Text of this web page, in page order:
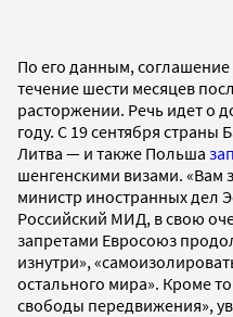
По его данным, соглашение
течение шести месяцев
расторжении. Речь идет о
году. С 19 сентября страны
Литва — и также Польша
шенгенскими визами. «Вам
министр иностранных дел
Российский МИД, в свою
запретами Евросоюз
изнутри»,
остального мира». Кроме
свободы передвижения»,